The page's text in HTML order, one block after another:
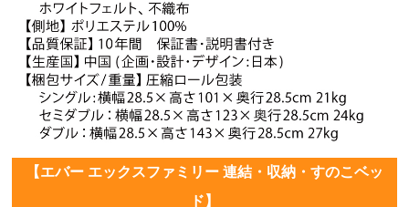
【エバー エックスファミリー 連結・収納・すのこベッ
ド】